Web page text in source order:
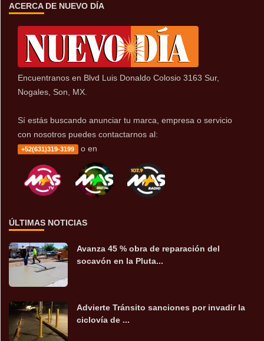
ACERCA DE NUEVO DÍA
Encuentranos en Blvd Luis Donaldo Colosio 3163 Sur,
Nogales, Son, MX.
Sí estás buscando anunciar tu marca, empresa o servicio
con nosotros puedes contactarnos al:
+52(631)319-3199 o en
ÚLTIMAS NOTICIAS
Avanza 45 % obra de reparación del
socavón en la Pluta...
Advierte Tránsito sanciones por invadir la
ciclovía de ...